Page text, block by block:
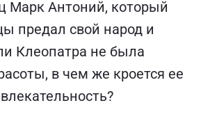
Марк Антоний, который
предал свой народ и
Клеопатра не была
в чем же кроется ее